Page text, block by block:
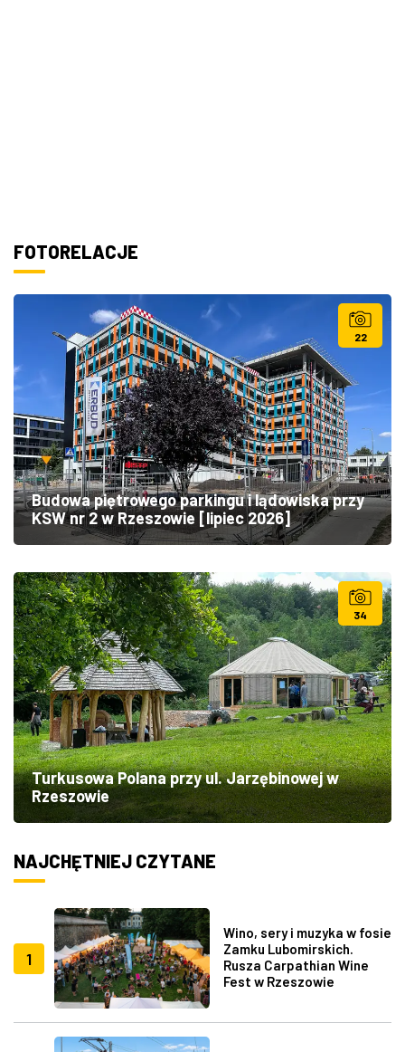
FOTORELACJE
22
Budowa piętrowego parkingu i lądowiska przy
KSW nr 2 w Rzeszowie [lipiec 2026]
34
Turkusowa Polana przy ul. Jarzębinowej w
Rzeszowie
NAJCHĘTNIEJ CZYTANE
1
Wino, sery i muzyka w fosie
Zamku Lubomirskich.
Rusza Carpathian Wine
Fest w Rzeszowie